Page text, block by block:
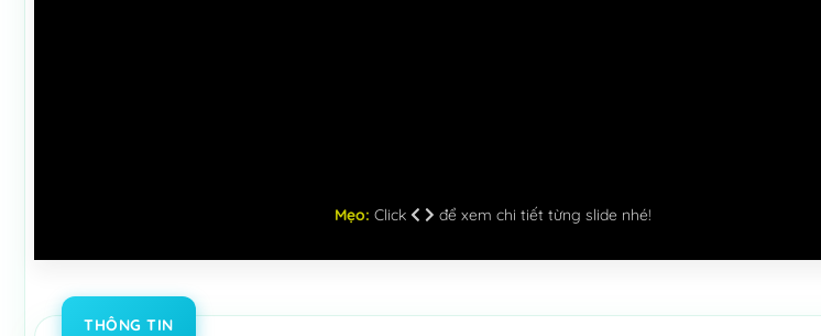
Mẹo: Click để xem chi tiết từng slide nhé!
THÔNG TIN